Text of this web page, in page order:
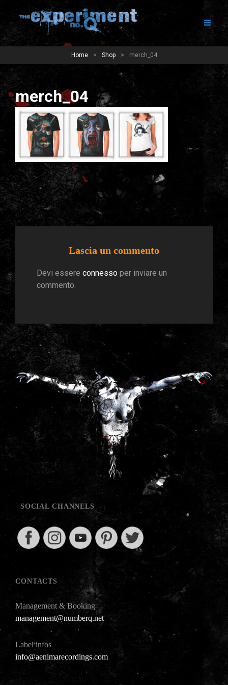
Home > Shop > merch_04
merch_04
Lascia un commento
Devi essere connesso per inviare un
commento.
SOCIAL CHANNELS
CONTACTS
Management & Booking
management@numberq.net
Label infos
info@aenimarecordings.com